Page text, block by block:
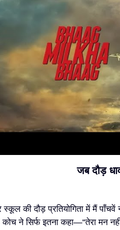
जब दौड़
स्कूल की दौड़ प्रतियोगिता में मैं
कोच ने सिर्फ इतना कहा—“तेरा मन